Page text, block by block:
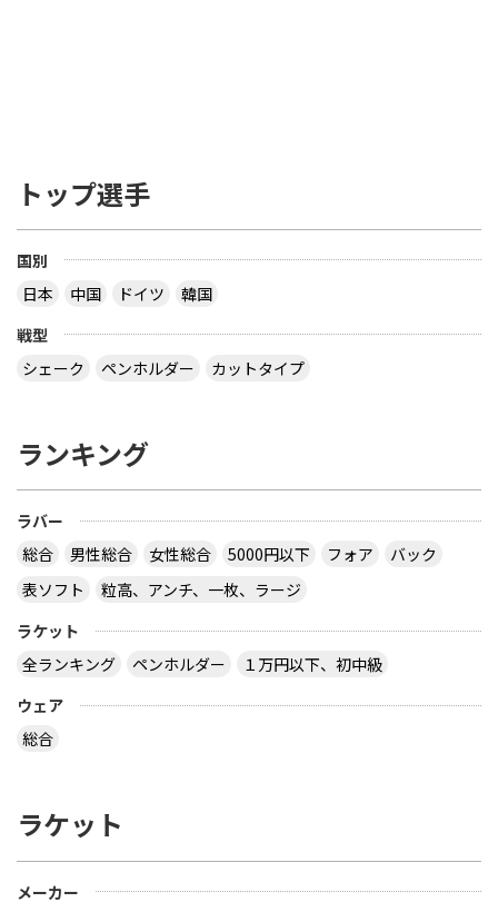
トップ選手
国別
日本
中国 ドイツ
韓国
戦型
シェーク
ペンホルダー カットタイプ
ランキング
ラバー
総合
男性総合 女性総合 5000円以下 フォア
バック
表ソフト
粒高、アンチ、一枚、ラージ
ラケット
全ランキング
ペンホルダー
１万円以下、初中級
ウェア
総合
ラケット
メーカー